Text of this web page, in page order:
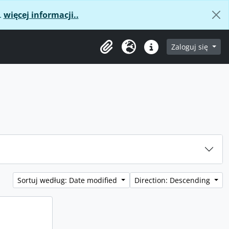
więcej informacji..
Clipboard
Język Podręczne linki
Zaloguj się
Sortuj według: Date modified Direction: Descending